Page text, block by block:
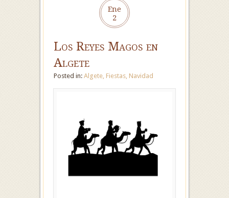
Ene
2
Los Reyes Magos en
Algete
Posted in: Algete Fiestas Navidad